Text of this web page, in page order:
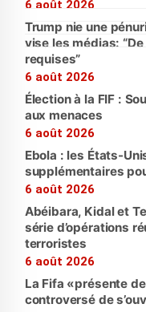
6 août 2026
Trump nie une
vise les médias:
requises”
6 août 2026
Élection à la FIF :
aux menaces
6 août 2026
Ebola : les États-
supplémentaires
6 août 2026
Abéibara, Kidal et
série d’opérations
terroristes
6 août 2026
La Fifa «présente
controversé de